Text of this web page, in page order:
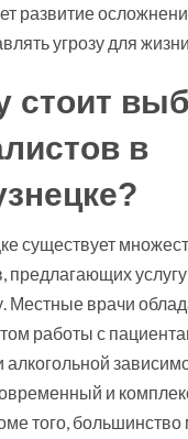
развитие
угрозу для
стоит
в
существует
предлагающих
Местные врачи
работы с
и
того,